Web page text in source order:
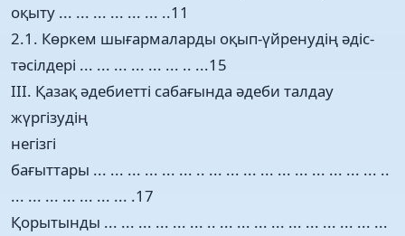
оқыту ... ... ... ... ... ... ..11
2.1. Көркем шығармаларды оқып-үйренудің әдіс-
тәсілдері ... ... ... ... ... ... .. ...15
ІІІ. Қазақ әдебиетті сабағында әдеби талдау
жүргізудің
негізгі
бағыттары ... ... ... ... ... ... .. ... ... ... ... ... ... ... ... ... ... ..
... ... ... ... ... ... ... .17
Қорытынды ... ... ... ... ... ... .. ... ... ... ... ... ... ... ... ... ...